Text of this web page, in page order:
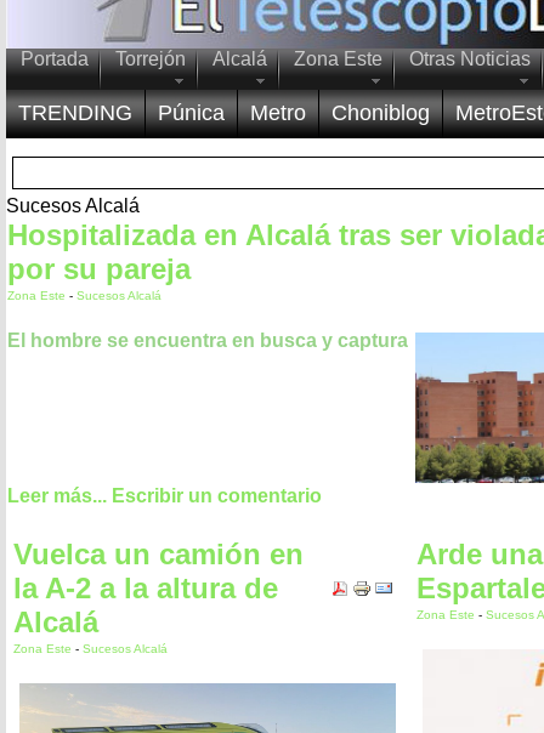
Portada Torrejón Alcalá Zona Este Otras Noticias
TRENDING Púnica Metro Choniblog
Sucesos Alcalá
Hospitalizada en Alcalá tras ser
por su pareja
Zona Este - Sucesos Alcalá
El hombre se encuentra en busca y captura
Leer más... Escribir un comentario
Vuelca un camión en
la A-2 a la altura de
Alcalá
Zona Este - Sucesos Alcalá
Arde
Zona Este - Sucesos